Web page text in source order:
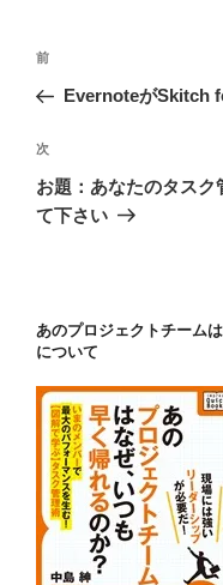
投
ナ
ビ
ゲ
ー
前
の
稿
前
EvernoteがSkitch
次
の
投
次
お題：あなたのタスク
て下さい
あのプロジェクトチーム
について